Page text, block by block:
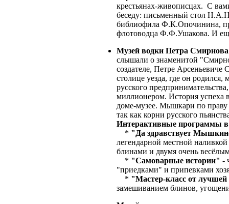
крестьянах-живописцах. С
беседу: письменный стол
библиофила Ф.К.Опочинина,
флотоводца Ф.Ф.Ушакова. И
Музей водки Петра Смирнова
слышали о знаменитой
создателе, Петре
столице уезда, где он
русского
миллионером. История успеха
доме-музее. Мышкари по праву
так как корни русского
Интерактивные программы в
* "Да здравствует
легендарной местной
блинами и двумя очень
* "Самоварные истории" -
"приедками" и припевками
* "Мастер-класс от
замешиванием блинов,